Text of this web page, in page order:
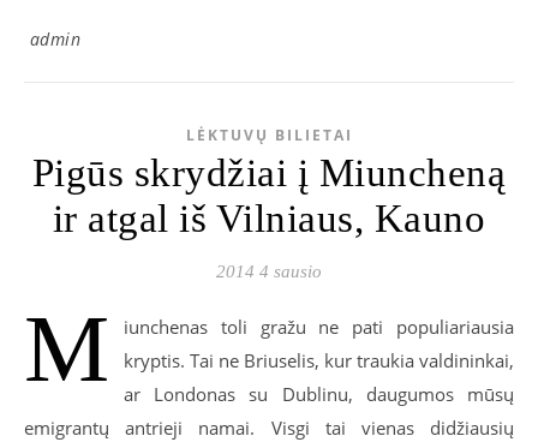
admin
LĖKTUVŲ BILIETAI
Pigūs skrydžiai į Miuncheną
ir atgal iš Vilniaus, Kauno
2014 4 sausio
M
iunchenas toli gražu ne pati populiariausia
kryptis. Tai ne Briuselis, kur traukia valdininkai,
ar Londonas su Dublinu, daugumos mūsų
emigrantų antrieji namai. Visgi tai vienas didžiausių